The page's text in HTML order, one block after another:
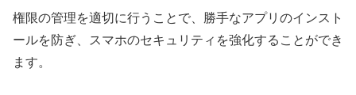
権限の管理を適切に行うことで、勝手なアプリのインスト
ールを防ぎ、スマホのセキュリティを強化することができ
ます。